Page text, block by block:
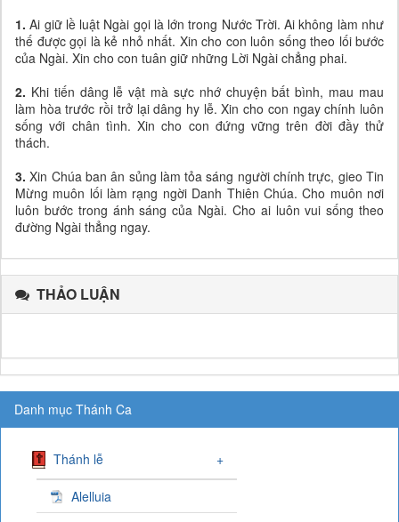
1.Ai giữ lề luật Ngài gọi là lớn trong Nước Trời. Ai không làm như
thế được gọi là kẻ nhỏ nhất. Xin cho con luôn sống theo lối bước
của Ngài. Xin cho con tuân giữ những Lời Ngài chẳng phai.
2. Khi tiến dâng lễ vật mà sực nhớ chuyện bất bình, mau mau
làm hòa trước rồi trở lại dâng hy lễ. Xin cho con ngay chính luôn
sống với chân tình. Xin cho con đứng vững trên đời đầy thử
thách.
3.Xin Chúa ban ân sủng làm tỏa sáng người chính trực, gieo Tin
Mừng muôn lối làm rạng ngời Danh Thiên Chúa. Cho muôn nơi
luôn bước trong ánh sáng của Ngài. Cho ai luôn vui sống theo
đường Ngài thẳng ngay.
THẢO LUẬN
Danh mục Thánh Ca
Thánh lễ +
Alelluia